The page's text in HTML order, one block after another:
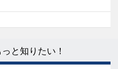
と知りたい！